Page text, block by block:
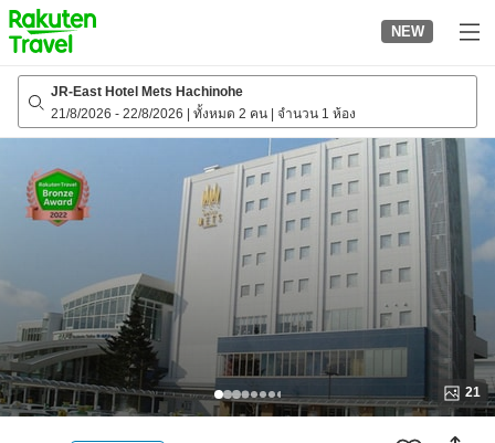
to
top
page
NEW
JR-East Hotel Mets Hachinohe
21/8/2026 - 22/8/2026 ทั้งหมด 2 คน จำนวน 1 ห้อง
21